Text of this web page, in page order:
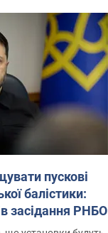
пускові
балістики:
засідання РНБО